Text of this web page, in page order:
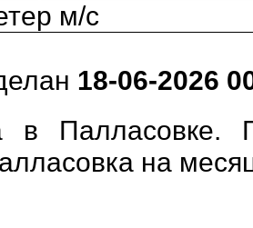
м/с
18-06-2026
в Палласовке.
на